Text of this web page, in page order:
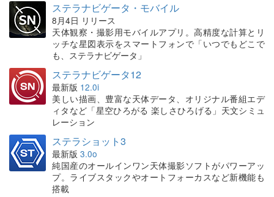
ステラナビゲータ・モバイル
8月4日 リリース
天体観察・撮影用モバイルアプリ。高精度な計算とリ
ッチな星図表示をスマートフォンで「いつでもどこで
も、ステラナビゲータ」
ステラナビゲータ12
最新版 12.0i
美しい描画、豊富な天体データ、オリジナル番組エデ
ィタなど「星空ひろがる 楽しさひろげる」天文シミュ
レーション
ステラショット3
最新版 3.0o
純国産のオールインワン天体撮影ソフトがパワーアッ
プ。ライブスタックやオートフォーカスなど新機能も
搭載